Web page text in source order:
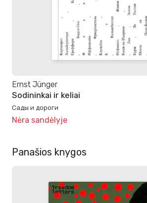
Ernst Jünger
Sodininkai ir keliai
Сады и дороги
Nėra sandėlyje
Panašios knygos